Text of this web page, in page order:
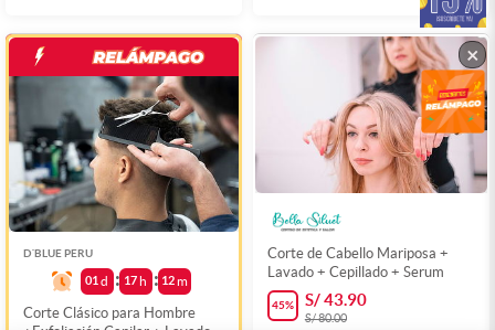
D´BLUE PERU
01 d 17h 12 m
Corte Clásico para Hombre
Corte de Cabello Mariposa +
Lavado + Cepillado + Serum
45% S/ 43.90
S/ 80.00
×